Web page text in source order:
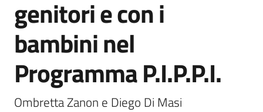
Nidi
e
scuole
dell'infanzia
genitori e con i
bambini nel
Programma P.I.P.P.I.
Ombretta Zanon e Diego Di Masi